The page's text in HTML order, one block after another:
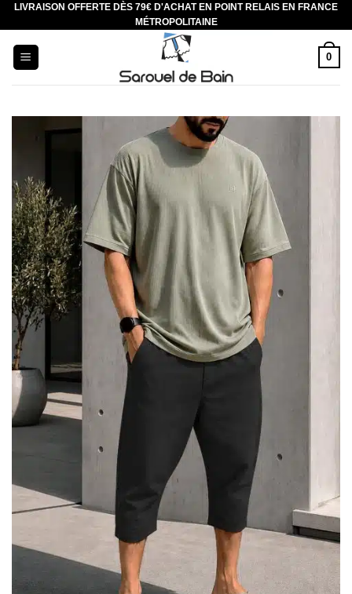
Aller
au
contenu
LIVRAISON OFFERTE DÈS 79€ D'ACHAT EN POINT RELAIS EN FRANCE
MÉTROPOLITAINE
0